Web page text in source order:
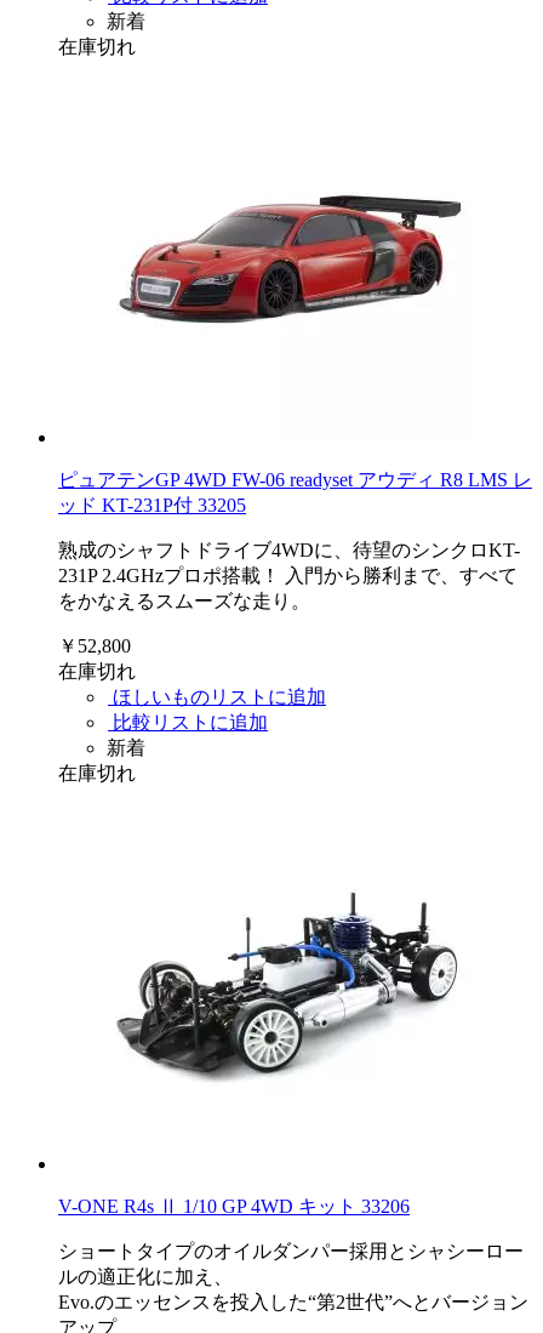
新着
在庫切れ
ピュアテンGP 4WD FW-06 readyset アウディ R8 LMS レ
ッド KT-231P付 33205
熟成のシャフトドライブ4WDに、待望のシンクロKT-
231P 2.4GHzプロポ搭載！ 入門から勝利まで、すべて
をかなえるスムーズな走り。
￥52,800
在庫切れ
ほしいものリストに追加
比較リストに追加
新着
在庫切れ
V-ONE R4s Ⅱ 1/10 GP 4WD キット 33206
ショートタイプのオイルダンパー採用とシャシーロー
ルの適正化に加え、
Evo.のエッセンスを投入した“第2世代”へとバージョン
アップ